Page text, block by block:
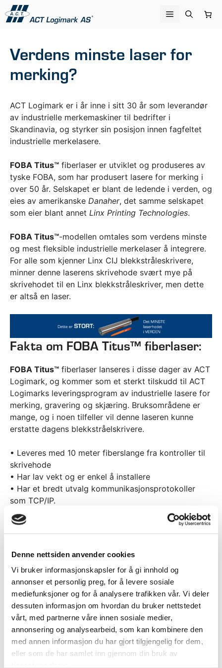
Denne nettsiden anvender cookies
Vi bruker informasjonskapsler for å gi innhold og
annonser et personlig preg, for å levere sosiale
mediefunksjoner og for å analysere trafikken vår. Vi deler
dessuten informasjon om hvordan du bruker nettstedet
vårt, med partnerne våre innen sosiale medier,
annonsering og analysearbeid, som kan kombinere den
med annen informasjon du har gjort tilgjengelig for dem,
eller som de har samlet inn gjennom din bruk av
Hopp
til
Meny
Verdens minste laser for
merking?
ACT Logimark er i år inne i sitt 30 år som leverandør
av industrielle merkemaskiner til bedrifter i
Skandinavia, og styrker sin posisjon innen fagfeltet
industrielle merkelasere.
FOBA Titus™ fiberlaser er utviklet og produseres av
tyske FOBA, som har produsert lasere for merking i
over 50 år. Selskapet er blant de ledende i verden, og
eies av amerikanske Danaher, det samme selskapet
som eier blant annet Linx Printing Technologies.
FOBA Titus™-modellen omtales som verdens minste
og mest fleksible industrielle merkelaser å integrere.
For alle som kjenner Linx CIJ blekkstråleskrivere,
minner denne laserens skrivehode svært mye på
skrivehodet til en Linx blekkstråleskriver, men dette
er altså en laser.
Fakta om FOBA Titus™ fiberlaser:
FOBA Titus™ fiberlaser lanseres i disse dager av ACT
Logimark, og kommer som et sterkt tilskudd til ACT
Logimarks leveringsprogram av industrielle lasere for
merking, gravering og skjæring. Bruksområdene er
mange, og i noen tilfeller vil denne laseren kunne
erstatte dagens blekkstråelskrivere.
• Leveres med 10 meter fiberslange fra kontroller til
skrivehode
• Har lav vekt og er enkel å installere
• Har et bredt utvalg kommunikasjonsprotokoller
som TCP/IP.
• Profinet, Ethernet, EtherCAT, OPC UA
• Superrask merking, inntil 2.000 tegn pr. sekund
• Enkel programmering
sikker merking
• Leveres med skrivehode i IP65/IP69 kapsling
ACT Logimark leverer fra før blant annet CO2-lasere
og fiberlasere fra britiskeLinx Printing Technologies
og flatbedlasere fra østerrikskeTrotec.Trotec
av de ledende produsentene av flatbedlasere i
verden, de leverer kvalitetslasere i ulike størrelser, og
med tekniske detaljer som tilpasses det aktuelle